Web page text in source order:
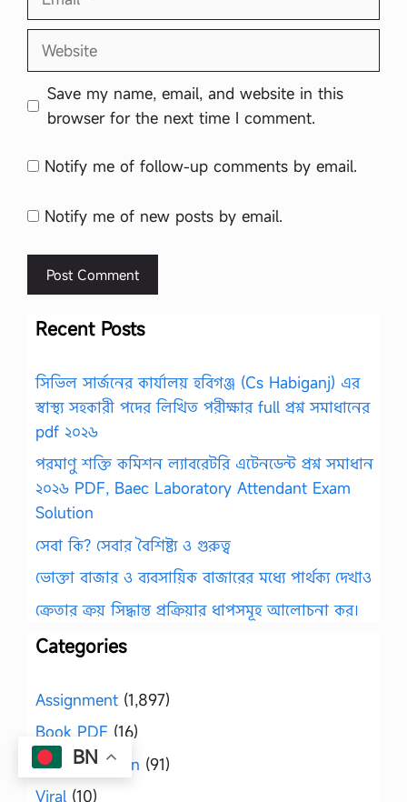
Website
Save my name, email, and website in this
browser for the next time I comment.
Notify me of follow-up comments by email.
Notify me of new posts by email.
Recent Posts
সিভিল সার্জনের কার্যালয় হবিগঞ্জ (Cs Habiganj) এর
স্বাস্থ্য সহকারী পদের লিখিত পরীক্ষার full প্রশ্ন সমাধানের
pdf ২০২৬
পরমাণু শক্তি কমিশন ল্যাবরেটরি এটেনডেন্ট প্রশ্ন সমাধান
২০২৬ PDF, Baec Laboratory Attendant Exam
Solution
সেবা কি? সেবার বৈশিষ্ট্য ও গুরুত্ব
ভোক্তা বাজার ও ব্যবসায়িক বাজারের মধ্যে পার্থক্য দেখাও
ক্রেতার ক্রয় সিদ্ধান্ত প্রক্রিয়ার ধাপসমূহ আলোচনা কর।
Categories
Assignment (1,897)
Book PDF (16)
job suggestion (91)
Viral (10)
BN